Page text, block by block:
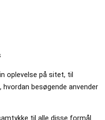
oplevelse på sitet, til
besøgende anvender
til alle disse formål.